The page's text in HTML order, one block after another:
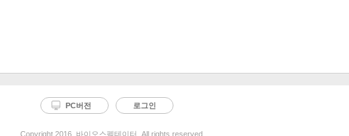
PC버전 로그인
Copyright 2016. 바이오스펙테이터. All rights reserved